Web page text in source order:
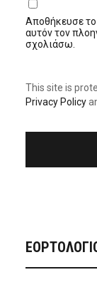
Αποθήκευσε το
αυτόν τον
σχολιάσω.
This site is
Privacy Policy